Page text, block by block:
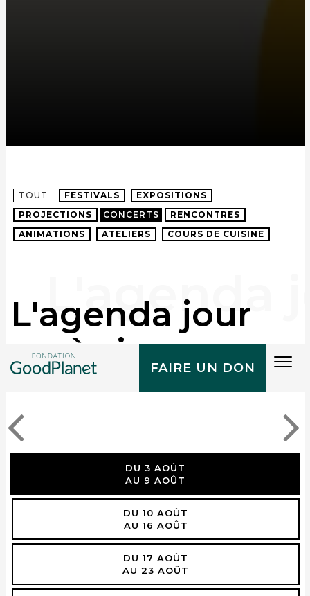
FAIRE UN DON
TOUT FESTIVALS
EXPOSITIONS
PROJECTIONS
CONCERTS
RENCONTRES
ANIMATIONS
ATELIERS COURS DE CUISINE
L'agenda jour
après jour
DU 3 AOÛT
AU 9 AOÛT
DU 10 AOÛT
AU 16 AOÛT
DU 17 AOÛT
AU 23 AOÛT